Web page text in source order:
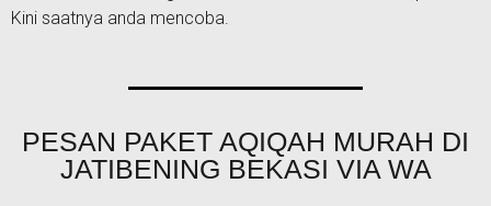
Kini saatnya anda mencoba.
PESAN PAKET AQIQAH MURAH DI
JATIBENING BEKASI VIA WA